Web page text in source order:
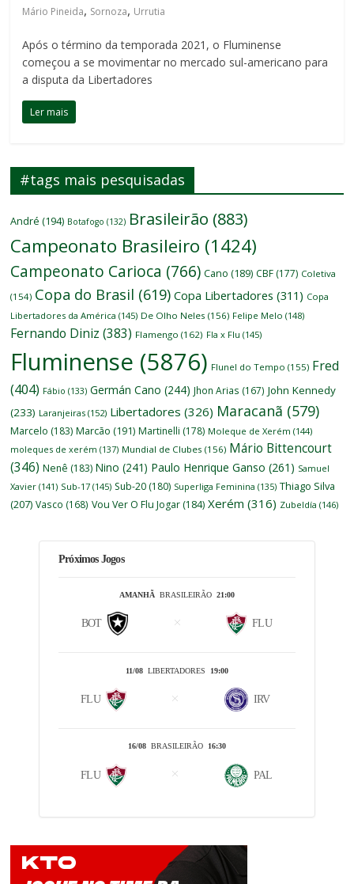
Mário Pineida, Sornoza, Urrutia
Após o término da temporada 2021, o Fluminense
começou a se movimentar no mercado sul-americano para
a disputa da Libertadores
Ler mais
#tags mais pesquisadas
André (194) Botafogo (132) Brasileirão (883)
Campeonato Brasileiro (1424)
Campeonato Carioca (766) Cano (189) CBF (177) Coletiva
(154) Copa do Brasil (619) Copa Libertadores (311) Copa
Libertadores da América (145) De Olho Neles (156) Felipe Melo (148)
Fernando Diniz (383) Flamengo (162) Fla x Flu (145)
Fluminense (5876) Flunel do Tempo (155) Fred
(404) Fábio (133) Germán Cano (244) Jhon Arias (167) John Kennedy
(233) Laranjeiras (152) Libertadores (326) Maracanã (579)
Marcelo (183) Marcão (191) Martinelli (178) Moleque de Xerém (144)
moleques de xerém (137) Mundial de Clubes (156) Mário Bittencourt
(346) Nenê (183) Nino (241) Paulo Henrique Ganso (261) Samuel
Xavier (141) Sub-17 (145) Sub-20 (180) Superliga Feminina (135) Thiago Silva
(207) Vasco (168) Vou Ver O Flu Jogar (184) Xerém (316) Zubeldía (146)
Próximos Jogos
AMANHÃBRASILEIRÃO 21:00
BOT FLU
11/08LIBERTADORES 19:00
FLU IRV
16/08BRASILEIRÃO 16:30
FLU PAL